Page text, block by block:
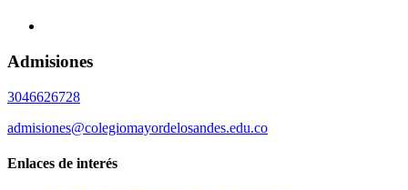
Admisiones
3046626728
admisiones@colegiomayordelosandes.edu.co
Enlaces de interés